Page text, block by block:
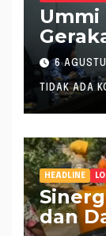
6
TIDAK ADA
HEADLINE
dan